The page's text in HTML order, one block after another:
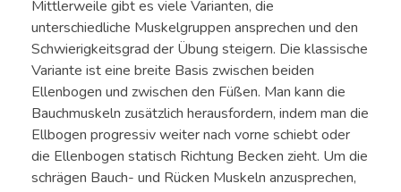
Mittlerweile gibt es viele Varianten, die
unterschiedliche Muskelgruppen ansprechen und den
Schwierigkeitsgrad der Übung steigern. Die klassische
Variante ist eine breite Basis zwischen beiden
Ellenbogen und zwischen den Füßen. Man kann die
Bauchmuskeln zusätzlich herausfordern, indem man die
Ellbogen progressiv weiter nach vorne schiebt oder
die Ellenbogen statisch Richtung Becken zieht. Um die
schrägen Bauch- und Rücken Muskeln anzusprechen,